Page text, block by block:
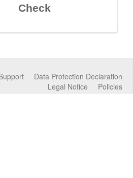
Check
Data Protection Declaration
Policies
Legal Notice